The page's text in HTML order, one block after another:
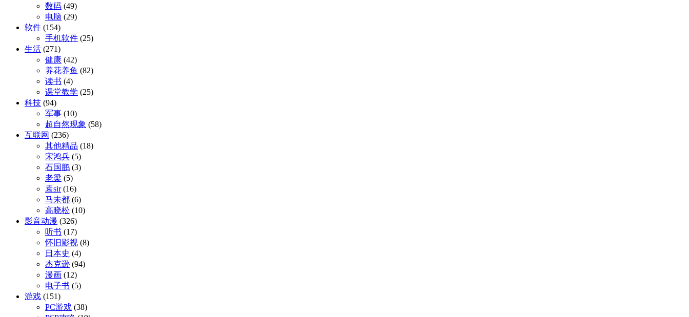
数码 (49)
电脑 (29)
软件 (154)
手机软件 (25)
生活 (271)
健康 (42)
养花养鱼 (82)
读书 (4)
课堂教学 (25)
科技 (94)
军事 (10)
超自然现象 (58)
互联网 (236)
其他精品 (18)
宋鸿兵 (5)
石国鹏 (3)
老梁 (5)
袁sir(16)
马未都 (6)
高晓松 (10)
影音动漫 (326)
听书 (17)
怀旧影视 (8)
日本史 (4)
杰克逊 (94)
漫画 (12)
电子书 (5)
游戏 (151)
PC游戏 (38)